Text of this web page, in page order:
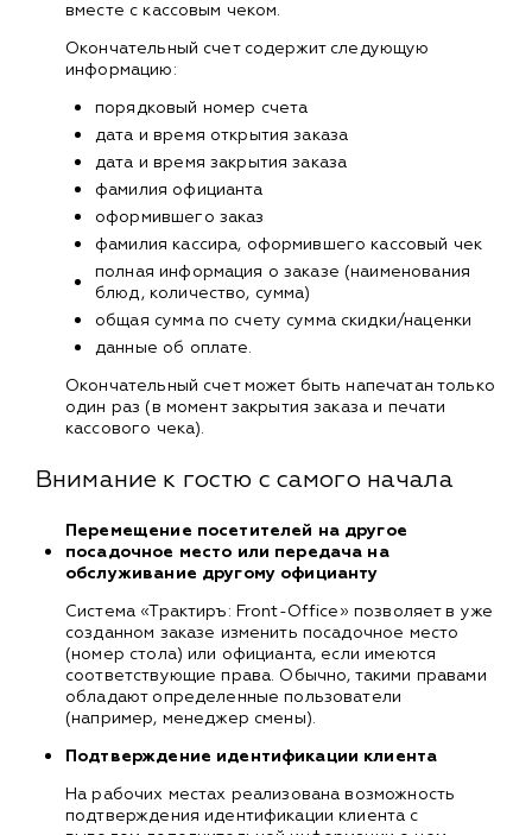
вместе с кассовым чеком.
Окончательный счет содержит следующую
информацию:
порядковый номер счета
дата и время открытия заказа
дата и время закрытия заказа
фамилия официанта
оформившего заказ
фамилия кассира, оформившего кассовый чек
полная информация о заказе (наименования
блюд, количество, сумма)
общая сумма по счету сумма скидки/наценки
данные об оплате.
Окончательный счет может быть напечатан только
один раз (в момент закрытия заказа и печати
кассового чека).
Внимание к гостю с самого начала
Перемещение посетителей на другое
посадочное место или передача на
обслуживание другому официанту
Система «Трактиръ: Front-Office» позволяет в уже
созданном заказе изменить посадочное место
(номер стола) или официанта, если имеются
соответствующие права. Обычно, такими правами
обладают определенные пользователи
(например, менеджер смены).
Подтверждение идентификации клиента
На рабочих местах реализована возможность
подтверждения идентификации клиента с